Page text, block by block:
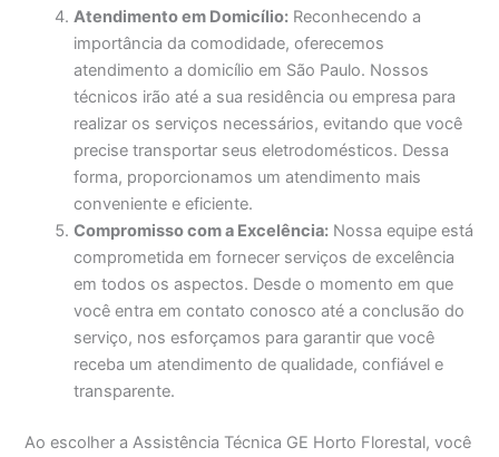
Atendimento em Domicílio: Reconhecendo a
importância da comodidade, oferecemos
atendimento a domicílio em São Paulo. Nossos
técnicos irão até a sua residência ou empresa para
realizar os serviços necessários, evitando que você
precise transportar seus eletrodomésticos. Dessa
forma, proporcionamos um atendimento mais
conveniente e eficiente.
Compromisso com a Excelência: Nossa equipe está
comprometida em fornecer serviços de excelência
em todos os aspectos. Desde o momento em que
você entra em contato conosco até a conclusão do
serviço, nos esforçamos para garantir que você
receba um atendimento de qualidade, confiável e
transparente.
Ao escolher a Assistência Técnica GE Horto Florestal, você